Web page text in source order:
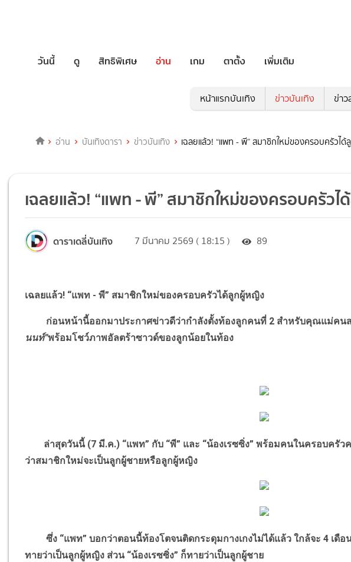
วันนี้ ดู สิทธิพิเศษ อ่าน เกม ตาตั้ง เพิ่มเติม
หน้าแรกบันเทิง ข่าวบันเทิง ข่าว
อ่าน บันเทิงดารา ข่าวบันเทิง เฉลยแล้ว! “แพท - พี” สมาชิกใหม่ของครอบครัวไ
เฉลยแล้ว! “แพท - พี” สมาชิกใหม่ของครอบครัว
ดาราเดลี่บันเทิง 7 มีนาคม 2569 ( 18:15 ) 89
เฉลยแล้ว! “แพท - พี” สมาชิกใหม่ของครอบครัวได้ลูกผู้หญิง
ก่อนหน้านี้ออกมาประกาศข่าวดีว่ากำลังตั้งท้องลูกคนที่ 2 สำหรับคุณแม่คน
นนท์”พร้อมโชว์ภาพอัลตร้าซาวด์ของลูกน้อยในท้อง
ล่าสุดวันนี้ (7 มี.ค.) “แพท” กับ “พี” และ “น้องเรซซิ่ง” พร้อมคนในครอบครัว
ว่าสมาชิกใหม่จะเป็นลูกผู้ชายหรือลูกผู้หญิง
ซึ่ง “แพท” บอกว่าตอนนี้ท้องโตจนติดกระดุมกางเกงไม่ได้แล้ว ใกล้จะ 4 เดือ
ทายว่าเป็นลูกผู้หญิง ส่วน “น้องเรซซิ่ง” ก็ทายว่าเป็นลูกผู้ชาย